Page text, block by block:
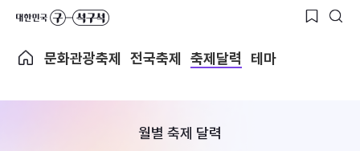
문화관광축제 전국축제 축제달력 테마
월별 축제 달력